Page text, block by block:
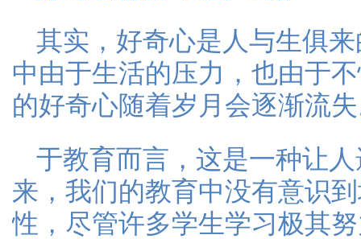
其实，好奇心是人与生俱
中由于生活的压力，也由于
的好奇心随着岁月会逐渐流
于教育而言，这是一种让
来，我们的教育中没有意识
性，尽管许多学生学习极其